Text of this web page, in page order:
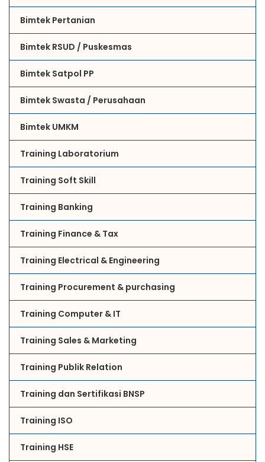
Bimtek Pertanian
Bimtek RSUD / Puskesmas
Bimtek Satpol PP
Bimtek Swasta / Perusahaan
Bimtek UMKM
Training Laboratorium
Training Soft Skill
Training Banking
Training Finance & Tax
Training Electrical & Engineering
Training Procurement & purchasing
Training Computer & IT
Training Sales & Marketing
Training Publik Relation
Training dan Sertifikasi BNSP
Training ISO
Training HSE